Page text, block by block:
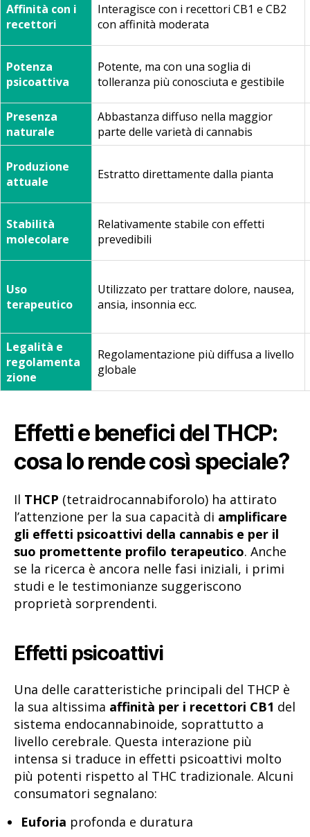
Affinità con i
recettori
Interagisce con i recettori CB1 e CB2
con affinità moderata
Potenza
psicoattiva
Potente, ma con una soglia di
tolleranza più conosciuta e gestibile
Presenza
naturale
Abbastanza diffuso nella maggior
parte delle varietà di cannabis
Produzione
attuale
Estratto direttamente dalla pianta
Stabilità
molecolare
Relativamente stabile con effetti
prevedibili
Uso
terapeutico
Utilizzato per trattare dolore, nausea,
ansia, insonnia ecc.
Legalità e
regolamenta
zione
Regolamentazione più diffusa a livello
globale
Effetti e benefici del THCP:
cosa lo rende così speciale?
Il THCP (tetraidrocannabiforolo) ha attirato
l’attenzione per la sua capacità di amplificare
gli effetti psicoattivi della cannabis e per il
suo promettente profilo terapeutico. Anche
se la ricerca è ancora nelle fasi iniziali, i primi
studi e le testimonianze suggeriscono
proprietà sorprendenti.
Effetti psicoattivi
Una delle caratteristiche principali del THCP è
la sua altissima affinità per i recettori CB1 del
sistema endocannabinoide, soprattutto a
livello cerebrale. Questa interazione più
intensa si traduce in effetti psicoattivi molto
più potenti rispetto al THC tradizionale. Alcuni
consumatori segnalano:
Euforia profonda e duratura